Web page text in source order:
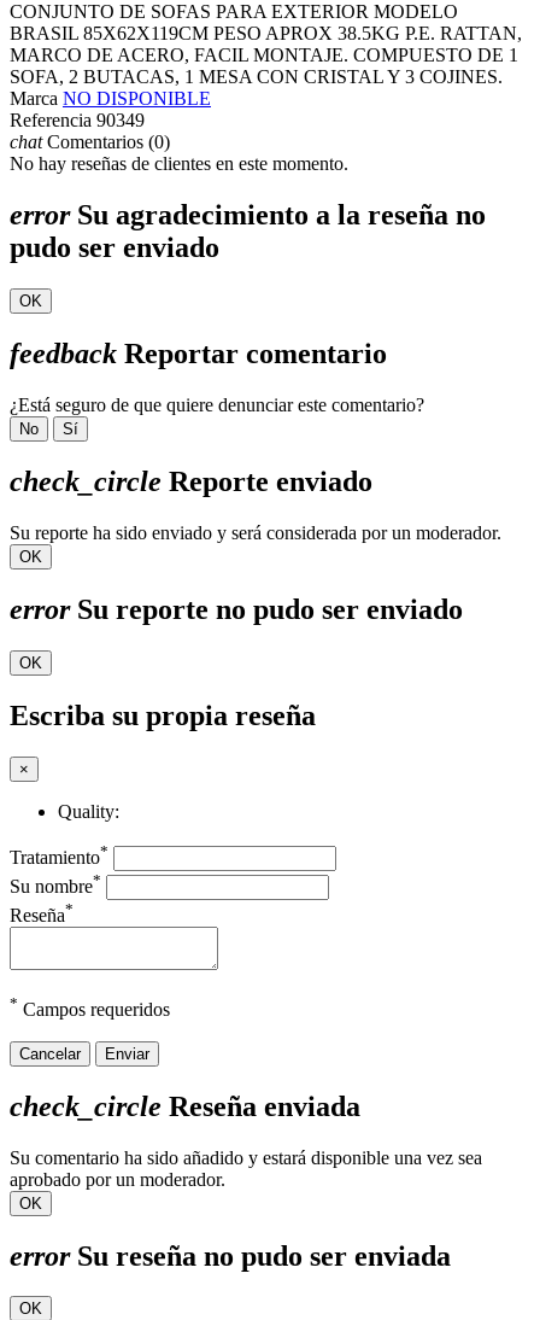
CONJUNTO DE SOFAS PARA EXTERIOR MODELO
BRASIL 85X62X119CM PESO APROX 38.5KG P.E. RATTAN,
MARCO DE ACERO, FACIL MONTAJE. COMPUESTO DE 1
SOFA, 2 BUTACAS, 1 MESA CON CRISTAL Y 3 COJINES.
Marca NO DISPONIBLE
Referencia 90349
chatComentarios (0)
No hay reseñas de clientes en este momento.
errorSu agradecimiento a la reseña no
pudo ser enviado
OK
feedback Reportar comentario
¿Está seguro de que quiere denunciar este comentario?
No Sí
check_circle Reporte enviado
Su reporte ha sido enviado y será considerada por un moderador.
OK
errorSu reporte no pudo ser enviado
OK
Escriba su propia reseña
×
Quality:
Tratamiento*
Su nombre*
Reseña*
* Campos requeridos
Cancelar Enviar
check_circle Reseña enviada
Su comentario ha sido añadido y estará disponible una vez sea
aprobado por un moderador.
OK
errorSu reseña no pudo ser enviada
OK